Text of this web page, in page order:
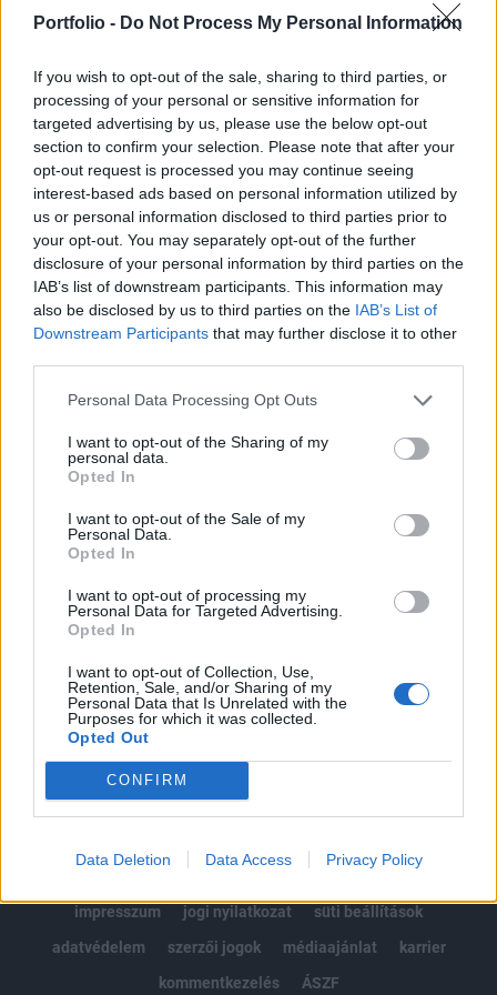
Portfolio - Do Not Process My Personal Information
If you wish to opt-out of the sale, sharing to third parties, or
processing of your personal or sensitive information for
targeted advertising by us, please use the below opt-out
section to confirm your selection. Please note that after your
opt-out request is processed you may continue seeing
interest-based ads based on personal information utilized by
us or personal information disclosed to third parties prior to
your opt-out. You may separately opt-out of the further
disclosure of your personal information by third parties on the
IAB’s list of downstream participants. This information may
also be disclosed by us to third parties on the IAB’s List of
Downstream Participants that may further disclose it to other
Personal Data Processing Opt Outs
I want to opt-out of the Sharing of my
personal data.
Opted In
I want to opt-out of the Sale of my
Personal Data.
Opted In
I want to opt-out of processing my
Personal Data for Targeted Advertising.
Opted In
I want to opt-out of Collection, Use,
Retention, Sale, and/or Sharing of my
Personal Data that Is Unrelated with the
Purposes for which it was collected.
Opted Out
CONFIRM
Data Deletion Data Access Privacy Policy
rendszeresen bírálja Keir Starmer
miniszterelnököt, a párt vezetőjét.
A párttagság és a Munkáspárttal szövetséges
szakszervezetek szavazatainak eredményét szombaton
hirdették ki. Az összesítés alapján Lucy Powell 87 407,
versenytársa, a kormány által favorizált Bridget Phillipson
73 536 voksot gyűjtött. A vezetőhelyettes-választás
közvetlen előzményeként szeptember elején lemondott
miniszterelnök-helyettesi tisztségéről Angela Rayner...
KEDVES OLVASÓNK!
tartozik, melynek olvasása előfizetéses
regisztrációhoz kötött.
Az előfizetés a következőket tartalmazza:
Portfolio.hu teljes cikkarchívum
Kötéslisták: BÉT elmúlt 2 év napon belüli
kötéslistái
Előfizetés
MÁR ELŐFIZETŐNK VAGY?BEJELENTKEZÉS
impresszum
jogi nyilatkozat
süti beállítások
adatvédelem
szerzői jogok médiaajánlat
karrier
kommentkezelés
ÁSZF